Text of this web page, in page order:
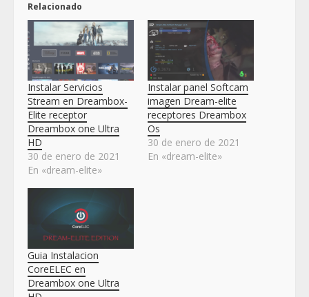
Relacionado
Instalar Servicios
Stream en Dreambox-
Elite receptor
Dreambox one Ultra
HD
30 de enero de 2021
En «dream-elite»
Instalar panel Softcam
imagen Dream-elite
receptores Dreambox
Os
30 de enero de 2021
En «dream-elite»
Guia Instalacion
CoreELEC en
Dreambox one Ultra